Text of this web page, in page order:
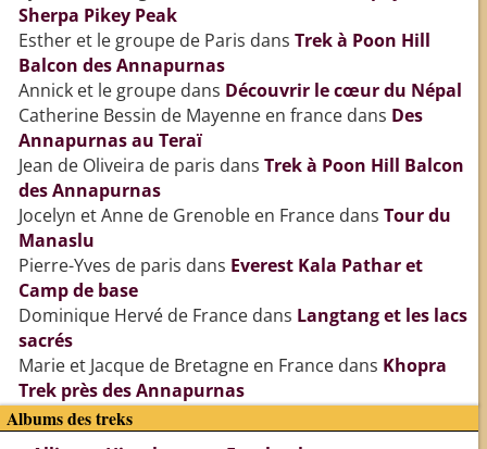
Sherpa Pikey Peak
Esther et le groupe de Paris dans Trek à Poon Hill
Balcon des Annapurnas
Annick et le groupedans Découvrir le cœur du Népal
Catherine Bessin de Mayenne en francedans Des
Annapurnas au Teraï
Jean de Oliveira de paris dans Trek à Poon Hill Balcon
des Annapurnas
Jocelyn et Anne de Grenoble en Francedans Tour du
Manaslu
Pierre-Yves de paris dans Everest Kala Pathar et
Camp de base
Dominique Hervé de Francedans Langtang et les lacs
sacrés
Marie et Jacque de Bretagne en Francedans Khopra
Trek près des Annapurnas
Albums des treks